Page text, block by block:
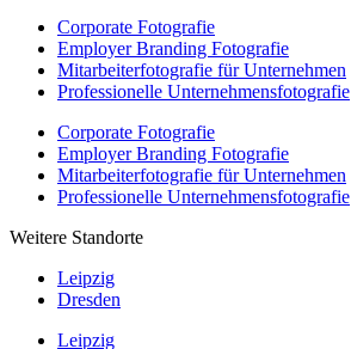
Corporate Fotografie
Employer Branding Fotografie
Mitarbeiterfotografie für Unternehmen
Professionelle Unternehmensfotografie
Corporate Fotografie
Employer Branding Fotografie
Mitarbeiterfotografie für Unternehmen
Professionelle Unternehmensfotografie
Weitere Standorte
Leipzig
Dresden
Leipzig